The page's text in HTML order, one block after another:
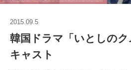
2015.09.5
韓国ドラマ「いとしのク
キャスト